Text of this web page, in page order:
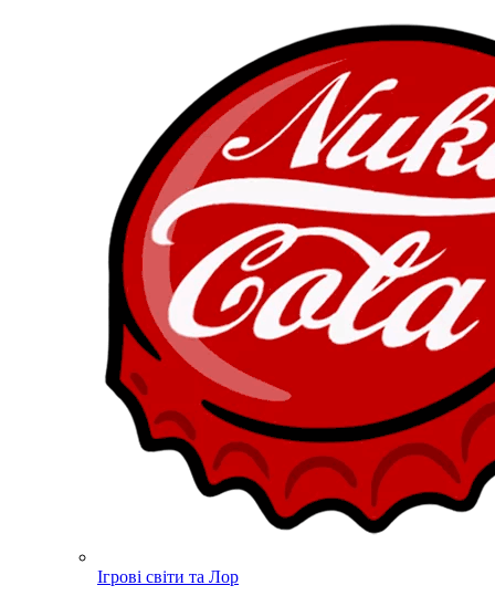
Ігрові світи та Лор